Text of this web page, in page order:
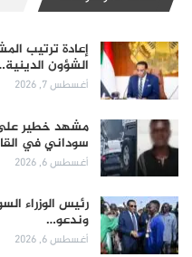
إعادة ترتيب
الشؤون
أغسطس 7, 2026
مشهد خطير
سوداني في
أغسطس 6, 2026
رئيس الوزراء
وندعو…
أغسطس 6, 2026